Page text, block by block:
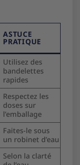
ASTUCE
PRATIQUE
Utilisez des
bandelettes
rapides
Respectez les
doses sur
l’emballage
Faites-le sous
un robinet d’eau
Selon la clarté